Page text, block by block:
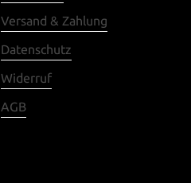
Versand & Zahlung
Datenschutz
Widerruf
AGB